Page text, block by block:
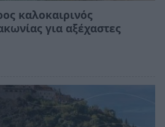
καλοκαιρινός
για αξέχαστες